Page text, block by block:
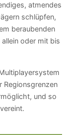
atmendes
schlüpfen,
beraubenden
oder mit bis
Regionsgrenzen
und so